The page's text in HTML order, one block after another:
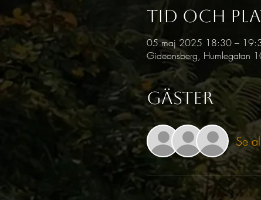
Tid och
05 maj 2025 18:30 –
Gideonsberg, Humlegatan
Gäster
Se